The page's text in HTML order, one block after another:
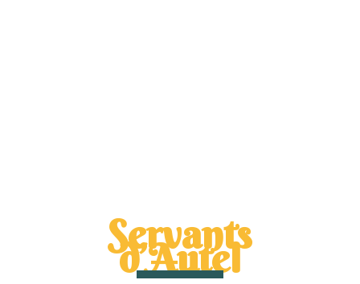
Servants
d’Autel